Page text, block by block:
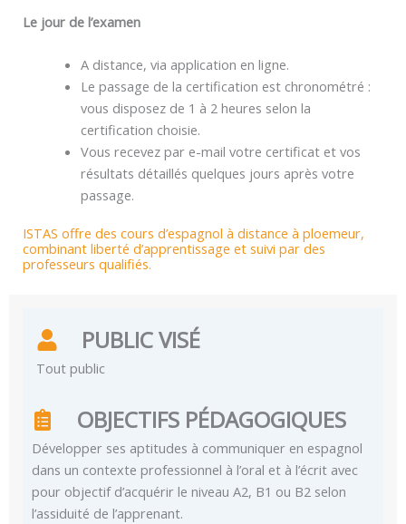
Le jour de l’examen
A distance, via application en ligne.
Le passage de la certification est chronométré :
vous disposez de 1 à 2 heures selon la
certification choisie.
Vous recevez par e-mail votre certificat et vos
résultats détaillés quelques jours après votre
passage.
ISTAS offre des cours d’espagnol à distance à ploemeur,
combinant liberté d’apprentissage et suivi par des
professeurs qualifiés.
PUBLIC VISÉ
Tout public
OBJECTIFS PÉDAGOGIQUES
Développer ses aptitudes à communiquer en espagnol
dans un contexte professionnel à l’oral et à l’écrit avec
pour objectif d’acquérir le niveau A2, B1 ou B2 selon
l’assiduité de l’apprenant.